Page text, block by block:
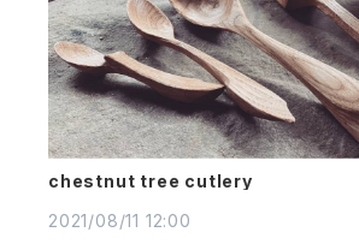
chestnut tree cutlery
2021/08/11 12:00